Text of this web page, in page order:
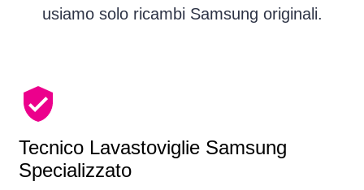
usiamo solo ricambi Samsung originali.
Tecnico Lavastoviglie Samsung
Specializzato